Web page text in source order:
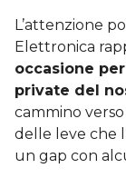
L’attenzione
Elettronica
occasione
private del
cammino
delle leve che
un gap con